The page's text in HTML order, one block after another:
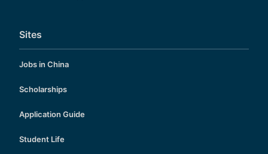
Sites
Jobs in China
Scholarships
Application Guide
Student Life